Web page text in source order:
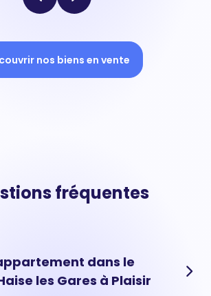
nos biens en vente
fréquentes
dans le
les Gares à Plaisir